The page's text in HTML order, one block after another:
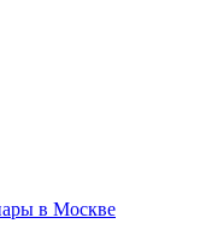
в Москве